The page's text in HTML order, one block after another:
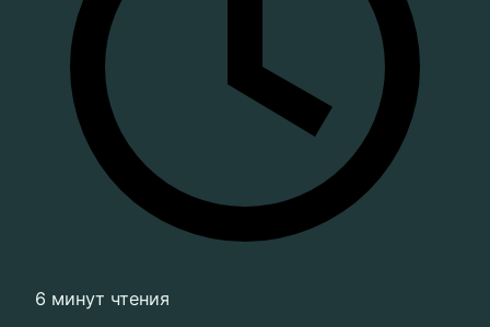
6 минут чтения